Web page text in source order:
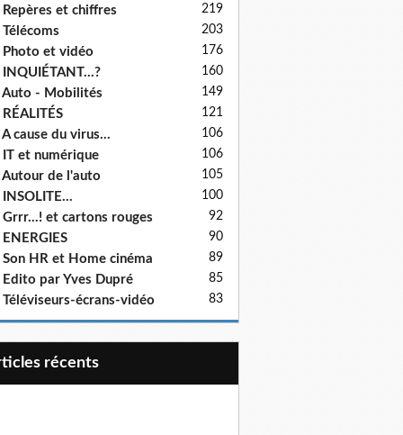
et chiffres 219
203
et vidéo 176
160
Auto - Mobilités 149
121
cause du virus... 106
et numérique 106
de l'auto 105
100
et cartons rouges 92
90
HR et Home cinéma 89
par Yves Dupré 85
écrans-vidéo 83
récents